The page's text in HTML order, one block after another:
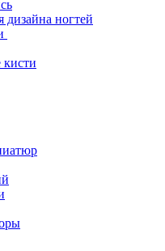
дизайна ногтей